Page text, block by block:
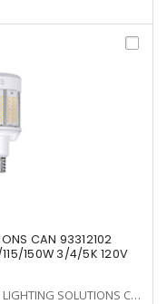
CAN 93312102
115/150W 3/4/5K 120V
CURRENT LIGHTING SOLUTIONS CAN